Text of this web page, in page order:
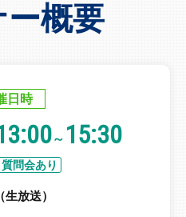
概要
日時
～ 15:30
問会あり
放送）